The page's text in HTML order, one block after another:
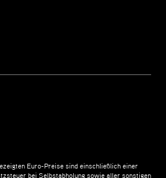
Euro-Preise sind einschließlich einer
bei Selbstabholung sowie aller sonstigen